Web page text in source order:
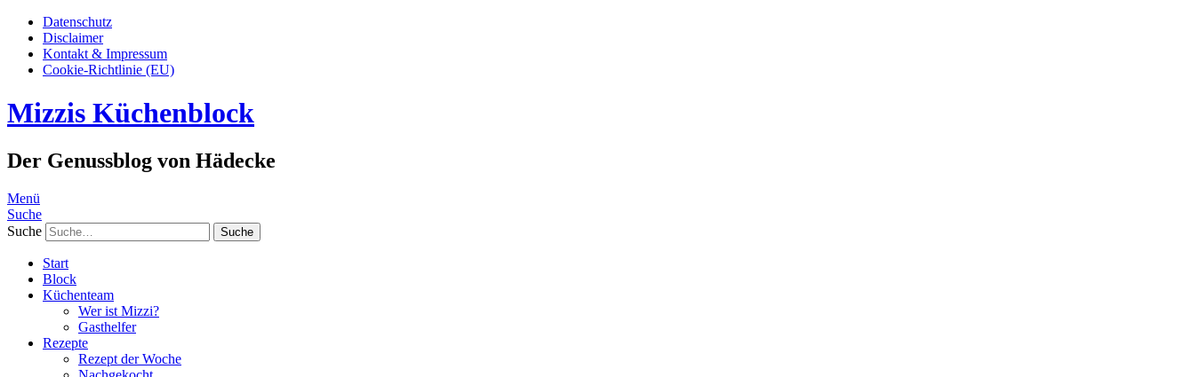
Datenschutz
Disclaimer
Kontakt & Impressum
Cookie-Richtlinie (EU)
Mizzis Küchenblock
Der Genussblog von Hädecke
Menü
Suche
Suche
Start
Block
Küchenteam
Wer ist Mizzi?
Gasthelfer
Rezepte
Rezept der Woche